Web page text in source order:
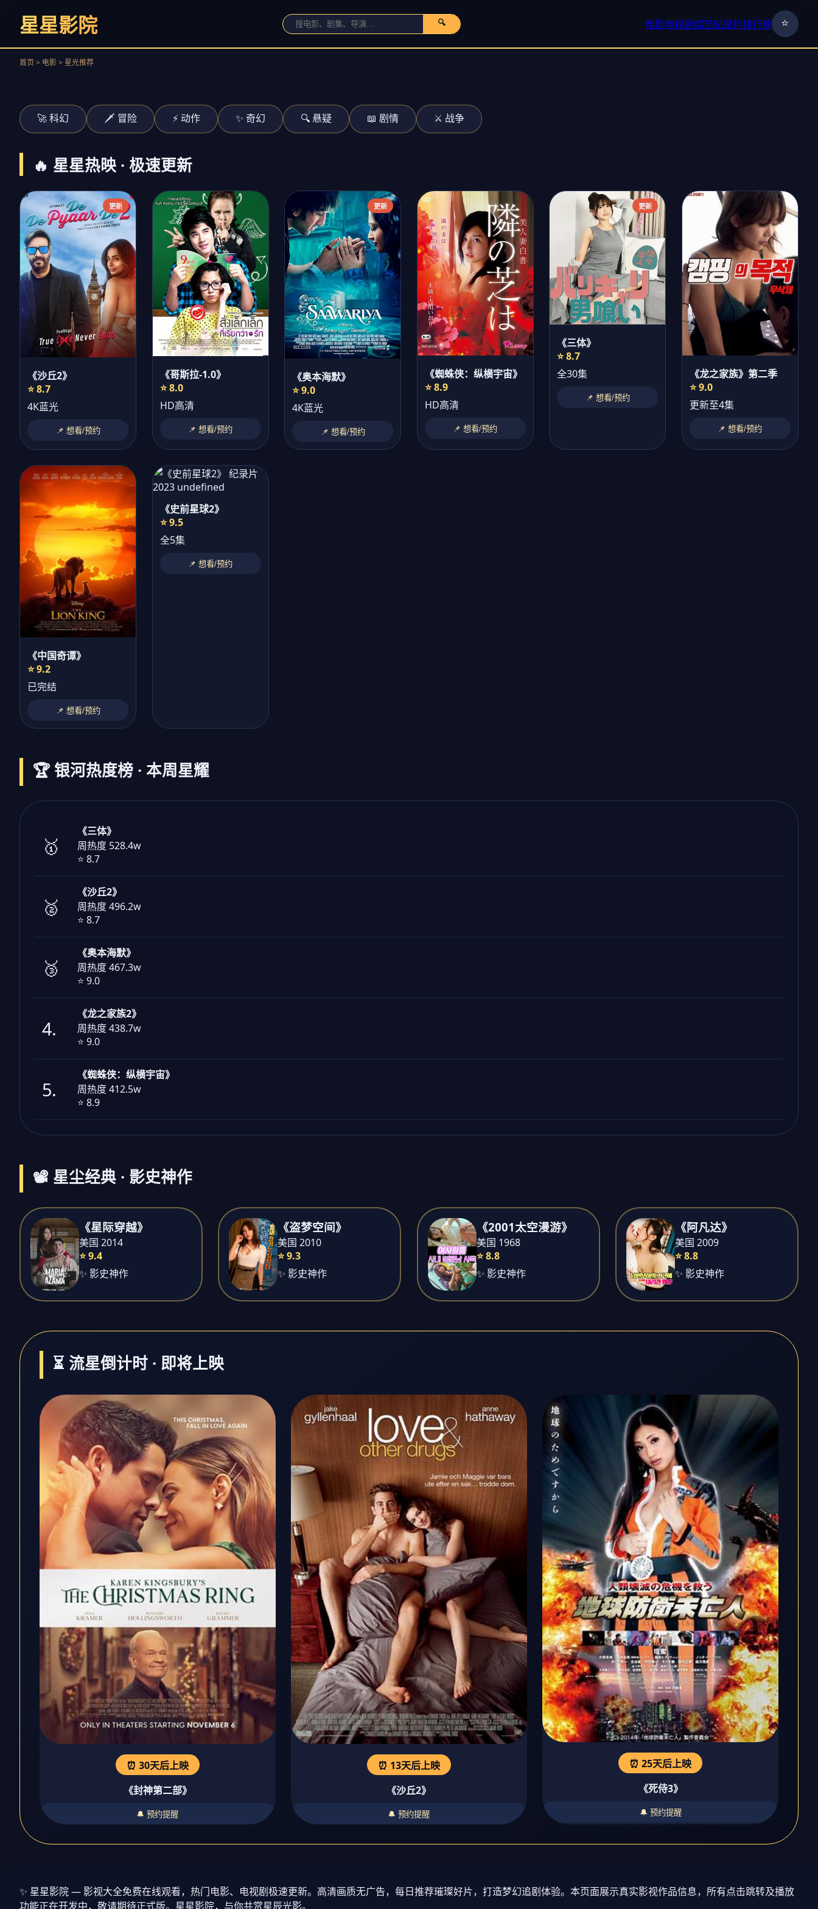
星星影院 🔍 电影电视剧综艺纪录片排行榜 ⭐
首页 > 电影 > 星光推荐
《奥本海默》
原子震撼
立即观看
🚀 科幻 🗡️ 冒险 ⚡ 动作 ✨ 奇幻 🔍 悬疑 📖 剧情 ⚔️ 战争
🔥 星星热映 · 极速更新
更新
《沙丘2》
⭐ 8.7
4K蓝光
📌 想看/预约
《哥斯拉-1.0》
⭐ 8.0
HD高清
📌 想看/预约
更新
《奥本海默》
⭐ 9.0
4K蓝光
📌 想看/预约
《蜘蛛侠：纵横宇宙》
⭐ 8.9
HD高清
📌 想看/预约
更新
《三体》
⭐ 8.7
全30集
📌 想看/预约
《龙之家族》第二季
⭐ 9.0
更新至4集
📌 想看/预约
《中国奇谭》
⭐ 9.2
已完结
📌 想看/预约
《史前星球2》
⭐ 9.5
全5集
📌 想看/预约
🏆 银河热度榜 · 本周星耀
🥇
《三体》
周热度 528.4w
⭐ 8.7
🥈
《沙丘2》
周热度 496.2w
⭐ 8.7
🥉
《奥本海默》
周热度 467.3w
⭐ 9.0
4.
《龙之家族2》
周热度 438.7w
⭐ 9.0
5.
《蜘蛛侠：纵横宇宙》
周热度 412.5w
⭐ 8.9
📽️ 星尘经典 · 影史神作
《星际穿越》
美国 2014
⭐ 9.4
✨ 影史神作
《盗梦空间》
美国 2010
⭐ 9.3
✨ 影史神作
《2001太空漫游》
美国 1968
⭐ 8.8
✨ 影史神作
《阿凡达》
美国 2009
⭐ 8.8
✨ 影史神作
⏳ 流星倒计时 · 即将上映
⏰ 30天后上映
《封神第二部》
🔔 预约提醒
⏰ 13天后上映
《沙丘2》
🔔 预约提醒
⏰ 25天后上映
《死侍3》
🔔 预约提醒
✨ 星星影院 — 影视大全免费在线观看，热门电影、电视剧极速更新。高清画质无广告，每日推荐璀璨好片，打造梦幻追剧体验。本页面展示真实影视作品信息，所有点击跳转及播放
功能正在开发中，敬请期待正式版。星星影院，与你共赏星辰光影。